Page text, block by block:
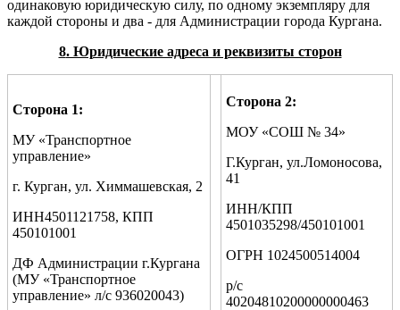
одинаковую юридическую силу, по одному экземпляру для
каждой стороны и два - для Администрации города Кургана.
8. Юридические адреса и реквизиты сторон
Сторона 1:
МУ «Транспортное
управление»
г. Курган, ул. Химмашевская, 2
ИНН4501121758, КПП
450101001
ДФ Администрации г.Кургана
(МУ «Транспортное
управление» л/с 936020043)
Сторона 2:
МОУ «СОШ № 34»
Г.Курган, ул.Ломоносова,
41
ИНН/КПП
4501035298/450101001
ОГРН 1024500514004
р/с
40204810200000000463